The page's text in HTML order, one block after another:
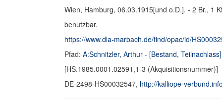
Wien, Hamburg, 06.03.1915[und o.D.]. - 2 Br., 1
benutzbar.
https://www.dla-marbach.de/find/opac/id/
Pfad: A:Schnitzler, Arthur - [Bestand, Teilnachlass]
[HS.1985.0001.02591,1-3 (Akquisitionsnummer)]
DE-2498-HS00032547, http://kalliope-